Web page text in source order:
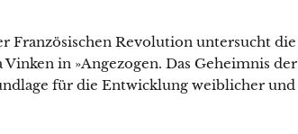
Französischen Revolution untersucht die
in »Angezogen. Das Geheimnis der
für die Entwicklung weiblicher und